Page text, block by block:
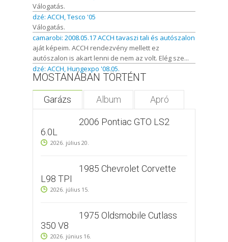
Válogatás.
dzé: ACCH, Tesco '05
Válogatás.
camarobi: 2008.05.17 ACCH tavaszi tali és autószalon
aját képeim. ACCH rendezvény mellett ez
autószalon is akart lenni de nem az volt. Elég sze...
dzé: ACCH, Hungexpo '08.05.
MOSTANÁBAN TÖRTÉNT
Garázs Album Apró
2006 Pontiac GTO LS2
6.0L
2026. július 20.
1985 Chevrolet Corvette
L98 TPI
2026. július 15.
1975 Oldsmobile Cutlass
350 V8
2026. június 16.